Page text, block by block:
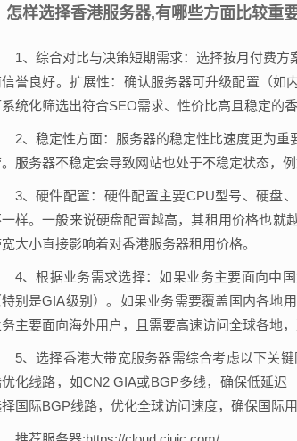
怎样选择香港服务器,有哪些方面比较重
1、综合对比与决策短期需求：选择按月付费
信誉良好。扩展性：确认服务器可升级配置（如
统化筛选出符合SEO需求、性价比高且稳定的香
2、稳定性方面：服务器的稳定性比速度更为
。服务器不稳定会导致网站也处于不稳定状态，
3、硬件配置：硬件配置主要CPU型号、硬盘
一样。一般来说硬盘配置越高，其租用价格也就
大小直接影响着对香港服务器租用价格。
4、根据业务需求选择：如果业务主要面向中
特别是GIA级别）。如果业务需要覆盖国内各地
主要面向海外用户，且需要高速访问全球各地，
5、选择香港大带宽服务器需综合考虑以下关
优化线路，如CN2 GIA或BGP多线，确保低延迟
国际BGP线路，优化全球访问速度，确保国际用